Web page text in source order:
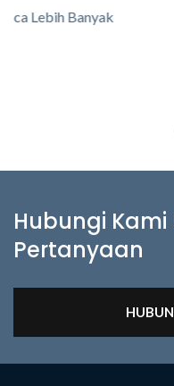
Hubungi Kami
Pertanyaan